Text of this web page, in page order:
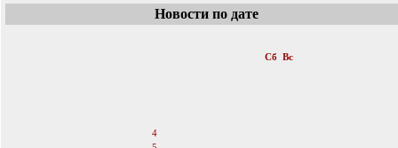
Новости по дате
Сб Вс
4